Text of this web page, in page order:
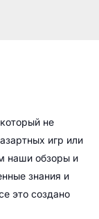
не
игр или
наши обзоры и
знания и
это создано